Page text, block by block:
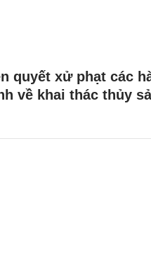
quyết xử phạt các
về khai thác thủy